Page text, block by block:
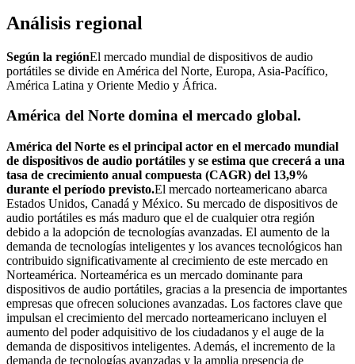
Análisis regional
Según la regiónEl mercado mundial de dispositivos de audio
portátiles se divide en América del Norte, Europa, Asia-Pacífico,
América Latina y Oriente Medio y África.
América del Norte domina el mercado global.
América del Norte es el principal actor en el mercado mundial
de dispositivos de audio portátiles y se estima que crecerá a una
tasa de crecimiento anual compuesta (CAGR) del 13,9%
durante el período previsto.El mercado norteamericano abarca
Estados Unidos, Canadá y México. Su mercado de dispositivos de
audio portátiles es más maduro que el de cualquier otra región
debido a la adopción de tecnologías avanzadas. El aumento de la
demanda de tecnologías inteligentes y los avances tecnológicos han
contribuido significativamente al crecimiento de este mercado en
Norteamérica. Norteamérica es un mercado dominante para
dispositivos de audio portátiles, gracias a la presencia de importantes
empresas que ofrecen soluciones avanzadas. Los factores clave que
impulsan el crecimiento del mercado norteamericano incluyen el
aumento del poder adquisitivo de los ciudadanos y el auge de la
demanda de dispositivos inteligentes. Además, el incremento de la
demanda de tecnologías avanzadas y la amplia presencia de